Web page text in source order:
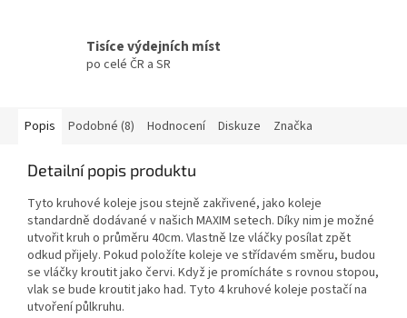
Tisíce výdejních míst
po celé ČR a SR
Popis Podobné (8) Hodnocení Diskuze Značka
Detailní popis produktu
Tyto kruhové koleje jsou stejně zakřivené, jako koleje
standardně dodávané v našich MAXIM setech. Díky nim je možné
utvořit kruh o průměru 40cm. Vlastně lze vláčky posílat zpět
odkud přijely. Pokud položíte koleje ve střídavém směru, budou
se vláčky kroutit jako červi. Když je promícháte s rovnou stopou,
vlak se bude kroutit jako had. Tyto 4 kruhové koleje postačí na
utvoření půlkruhu.